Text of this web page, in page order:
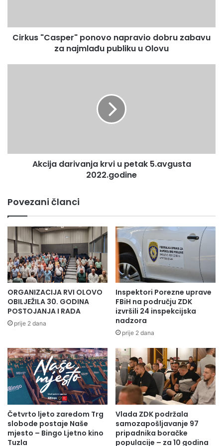
Za program našeg radija premijerno smo mogli čuti pjesmu
takmičarskog karaktera.Emisiju posvećenu našim muzičkim
ambasadorima Mejremi i Silver sevdahu možete poslušati
u četvrtak 4.avgusta 2022.godine od 14 i 15 reprizno od
20.00 sati.
Bihaćki festival 8 i 9 avgusta 2022.godine od 20 i 30 sati
možete pratiti u direktnom TV prijenosu na Hayat TV i RTV
USK.
publiku
Cirkus "Casper" ponovo napravio dobru zabavu
za najmlađu publiku u Olovu
Akcija darivanja krvi u petak 5.avgusta
2022.godine
Povezani članci
ORGANIZACIJA RVI OLOVO
OBILJEŽILA 30. GODINA
POSTOJANJA I RADA
prije 2 dana
Inspektori Porezne uprave
FBiH na području ZDK
izvršili 24 inspekcijska
nadzora
prije 2 dana
Četvrto ljeto zaredom Trg
slobode postaje Naše
mjesto – Bingo Ljetno kino
Tuzla
Vlada ZDK podržala
samozapošljavanje 97
pripadnika boračke
populacije – za 10 godina